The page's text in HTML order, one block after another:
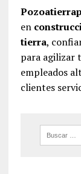
en
tierra,
para agilizar
empleados
clientes